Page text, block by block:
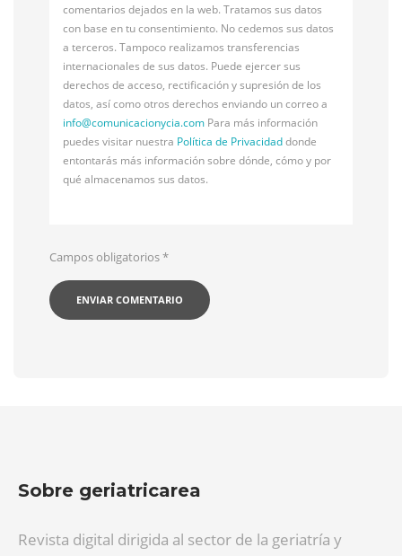
comentarios dejados en la web. Tratamos sus datos
con base en tu consentimiento. No cedemos sus datos
a terceros. Tampoco realizamos transferencias
internacionales de sus datos. Puede ejercer sus
derechos de acceso, rectificación y supresión de los
datos, así como otros derechos enviando un correo a
info@comunicacionycia.com Para más información
puedes visitar nuestra Política de Privacidaddonde
entontarás más información sobre dónde, cómo y por
qué almacenamos sus datos.
Campos obligatorios*
Sobre geriatricarea
Revista digital dirigida al sector de la geriatría y